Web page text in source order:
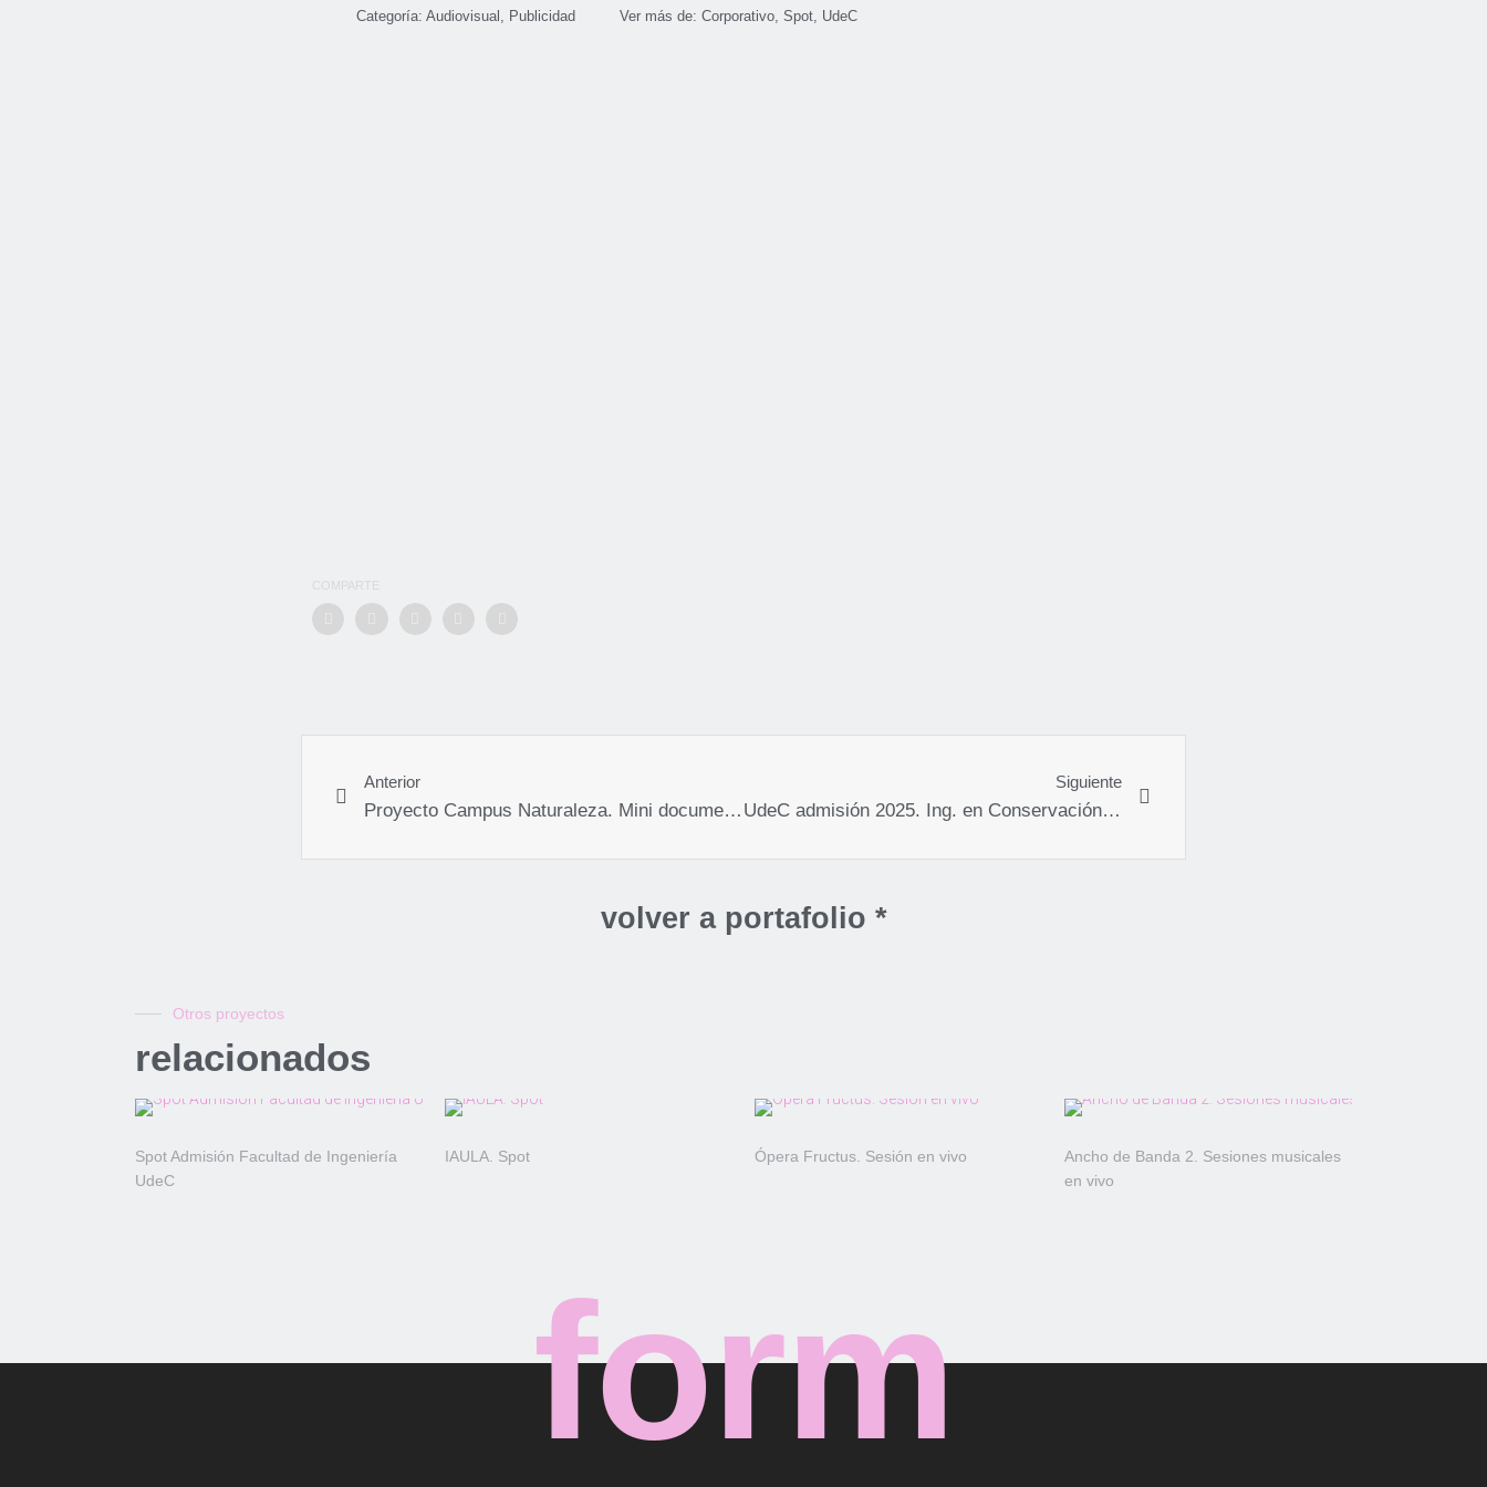
Categoría: Audiovisual , Publicidad Ver más de: Corporativo, Spot, UdeC
COMPARTE
Anterior
Proyecto Campus Naturaleza. Mini documental.
Siguiente
UdeC admisión 2025. Ing. en Conservación de Recursos Naturales.
volver a portafolio *
Otros proyectos
relacionados
Spot Admisión Facultad de Ingeniería
UdeC
IAULA. Spot Ópera Fructus. Sesión en vivo
Ancho de Banda 2. Sesiones musicales
en vivo
form